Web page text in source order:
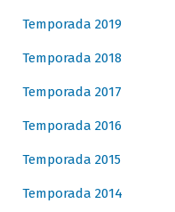
Temporada 2019
Temporada 2018
Temporada 2017
Temporada 2016
Temporada 2015
Temporada 2014